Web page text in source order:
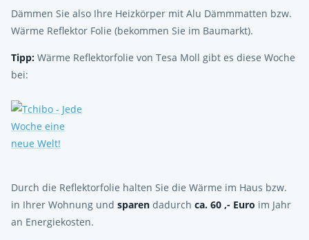
Dämmen Sie also Ihre Heizkörper mit Alu Dämmmatten bzw.
Wärme Reflektor Folie (bekommen Sie im Baumarkt).
Tipp: Wärme Reflektorfolie von Tesa Moll gibt es diese Woche
bei:
Durch die Reflektorfolie halten Sie die Wärme im Haus bzw.
in Ihrer Wohnung und sparen dadurch ca. 60 ,- Euro im Jahr
an Energiekosten.